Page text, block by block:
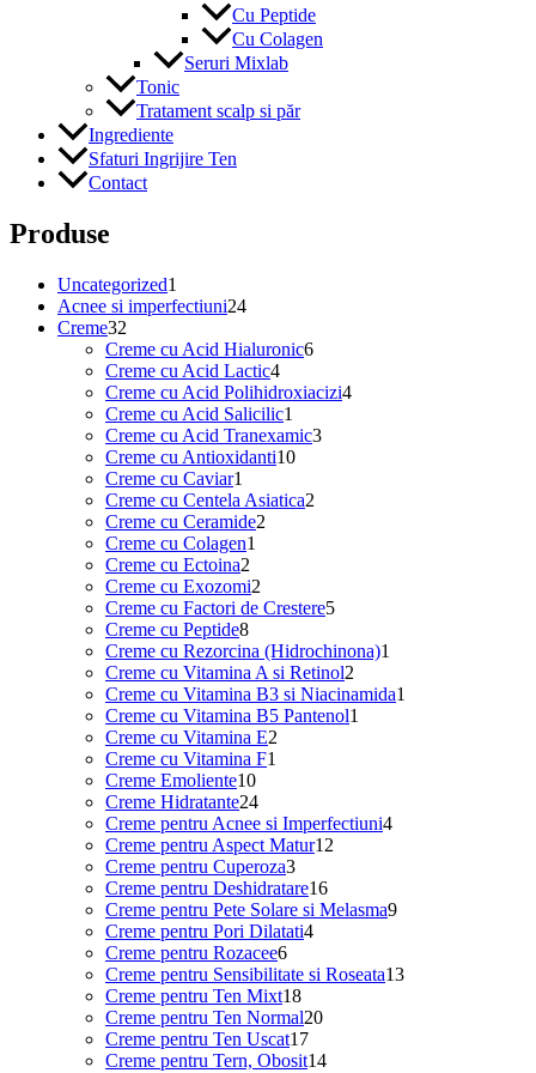
Cu Peptide
Cu Colagen
Seruri Mixlab
Tonic
Tratament scalp si păr
Ingrediente
Sfaturi Ingrijire Ten
Contact
Produse
Uncategorized1
produs
Acnee si imperfectiuni2424
produse
Creme32
de
produse
Creme cu Acid Hialuronic66
Creme cu Acid Lactic44
produse
Creme cu Acid Polihidroxiacizi44
Creme cu Acid Salicilic1
produs
Creme cu Acid Tranexamic33
Creme cu Antioxidanti1010
Creme cu Caviar1
produs
Creme cu Centela Asiatica2
Creme cu Ceramide2
Creme cu Colagen1
Creme cu Ectoina2
produse
Creme cu Exozomi2
produse
Creme cu Factori de Crestere55
Creme cu Peptide88
produse
Creme cu Rezorcina (Hidrochinona)1
Creme cu Vitamina A si Retinol2
produse
Creme cu Vitamina B3 si Niacinamida1
Creme cu Vitamina B5 Pantenol1
Creme cu Vitamina E2
Creme cu Vitamina F1
Creme Emoliente1010
produse
Creme Hidratante2424
de
produse
Creme pentru Acnee si Imperfectiuni44
Creme pentru Aspect Matur12
Creme pentru Cuperoza33
produse
Creme pentru Deshidratare1616
produse
Creme pentru Pete Solare si Melasma99
Creme pentru Pori Dilatati44
Creme pentru Rozacee66
produse
Creme pentru Sensibilitate si Roseata1313
Creme pentru Ten Mixt1818
produse
Creme pentru Ten Normal2020
produse
Creme pentru Ten Uscat1717
produse
Creme pentru Tern, Obosit1414